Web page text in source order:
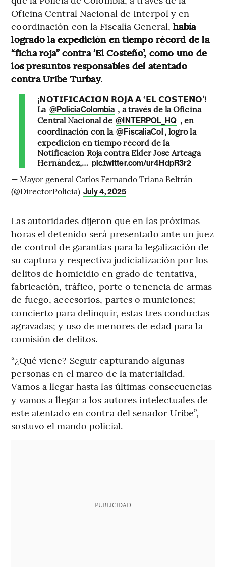
Oficina Central Nacional de Interpol y en
coordinación con la Fiscalía General,había
logrado la expedición en tiempo récord de la
“ficha roja” contra ‘El Costeño’, como uno de
los presuntos responsables del atentado
contra Uribe Turbay.
¡𝗡𝗢𝗧𝗜𝗙𝗜𝗖𝗔𝗖𝗜𝗢́𝗡 𝗥𝗢𝗝𝗔 𝗔 ‘𝗘𝗟 𝗖𝗢𝗦𝗧𝗘𝗡̃𝗢’!
La @PoliciaColombia , a través de la Oficina
Central Nacional de @INTERPOL_HQ , en
coordinación con la @FiscaliaCol , logró la
expedición en tiempo récord de la
Notificación Roja contra Elder José Arteaga
Hernández,… pic.twitter.com/ur4HdpR3r2
— Mayor general Carlos Fernando Triana Beltrán
(@DirectorPolicia) July 4, 2025
Las autoridades dijeron que en las próximas
horas el detenido será presentado ante un juez
de control de garantías para la legalización de
su captura y respectiva judicialización por los
delitos de homicidio en grado de tentativa,
fabricación, tráfico, porte o tenencia de armas
de fuego, accesorios, partes o municiones;
concierto para delinquir, estas tres conductas
agravadas; y uso de menores de edad para la
comisión de delitos.
“¿Qué viene? Seguir capturando algunas
personas en el marco de la materialidad.
Vamos a llegar hasta las últimas consecuencias
y vamos a llegar a los autores intelectuales de
este atentado en contra del senador Uribe”,
sostuvo el mando policial.
PUBLICIDAD